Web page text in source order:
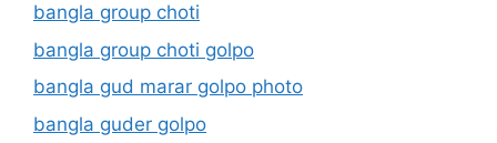
bangla group choti
bangla group choti golpo
bangla gud marar golpo photo
bangla guder golpo